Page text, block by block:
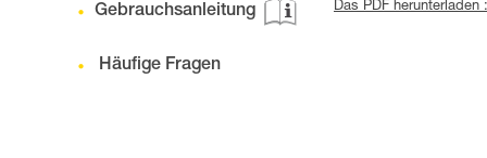
Gebrauchsanleitung Das PDF
Häufige Fragen